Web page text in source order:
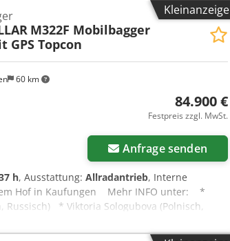
Kleinanzeige
60 km
M322F Mobilbagger
GPS Topcon
84.900 €
Festpreis zzgl. MwSt.
Anfrage senden
h, Ausstattung: Allradantrieb, Interne
Hof in Kaufungen Mehr INFO unter: *
Russisch) * Viktoria Sologubova (Polnisch,
GPS Topcon MC-i4 Maschinensteuerung BJ
h Schnellwechsel Finanzierungsbeispiel: *